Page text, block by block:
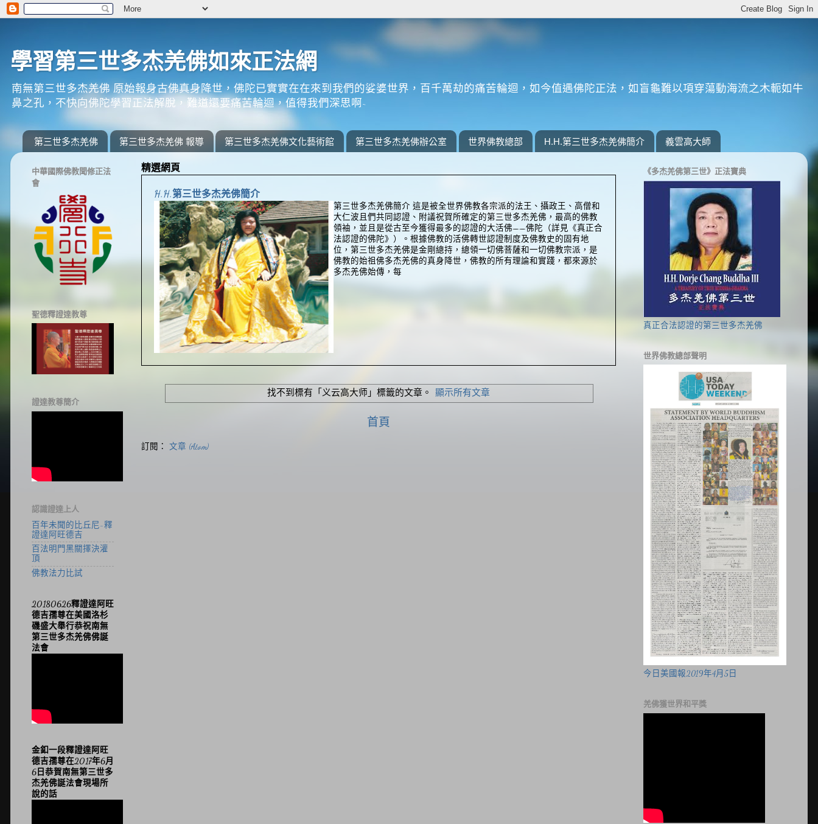
學習第三世多杰羌佛如來正法網
南無第三世多杰羌佛 原始報身古佛真身降世，佛陀已實實在在來到我們的娑婆世界，百千萬劫的痛苦輪迴，如今值遇佛陀正法，如盲龜難以項穿蕩動海流之木軛如牛
鼻之孔，不快向佛陀學習正法解脫，難道還要痛苦輪迴，值得我們深思啊~
第三世多杰羌佛 第三世多杰羌佛 報導 第三世多杰羌佛文化藝術館 第三世多杰羌佛辦公室 世界佛教總部 H.H.第三世多杰羌佛簡介 義雲高大師
精選網頁
H.H.第三世多杰羌佛簡介
第三世多杰羌佛簡介 這是被全世界佛教各宗派的法王、攝政王、高僧和
大仁波且們共同認證、附議祝賀所確定的第三世多杰羌佛，最高的佛教
領袖，並且是從古至今獲得最多的認證的大活佛——佛陀（詳見《真正合
法認證的佛陀》）。根據佛教的活佛轉世認證制度及佛教史的固有地
位，第三世多杰羌佛是金剛總持，總領一切佛菩薩和一切佛教宗派，是
佛教的始祖佛多杰羌佛的真身降世，佛教的所有理論和實踐，都來源於
多杰羌佛始傳，每
找不到標有「义云高大师」標籤的文章。 顯示所有文章
首頁
訂閱： 文章 (Atom)
中華國際佛教聞修正法
會
聖德釋證達教尊
證達教尊簡介
認識證達上人
百年未聞的比丘尼-釋
證達阿旺德吉
百法明門黑關擇決灌
頂
佛教法力比試
20180626釋證達阿旺
德吉孺尊在美國洛杉
磯盛大舉行恭祝南無
第三世多杰羌佛佛誕
法會
金釦一段釋證達阿旺
德吉孺尊在2017年6月
6日恭賀南無第三世多
杰羌佛誕法會現場所
說的話
《多杰羌佛第三世》正法寶典
真正合法認證的第三世多杰羌佛
世界佛教總部聲明
今日美國報2019年4月5日
羌佛獲世界和平獎